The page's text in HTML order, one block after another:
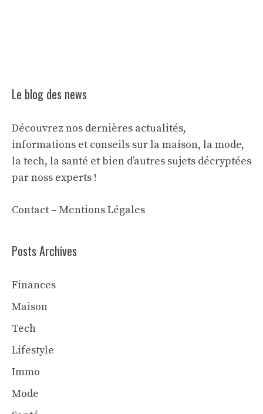
Le blog des news
Découvrez nos dernières actualités,
informations et conseils sur la maison, la mode,
la tech, la santé et bien d’autres sujets décryptées
par noss experts !
Contact – Mentions Légales
Posts Archives
Finances
Maison
Tech
Lifestyle
Immo
Mode